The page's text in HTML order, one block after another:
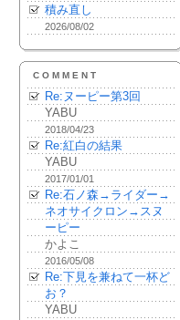
積み直し
2026/08/02
COMMENT
Re:ヌーピー第3回
YABU
2018/04/23
Re:紅白の結果
YABU
2017/01/01
Re:石ノ森→ライダー→
ネオサイクロン→スヌ
ーピー
かよこ
2016/05/08
Re:下見を兼ねて一杯ど
お？
YABU